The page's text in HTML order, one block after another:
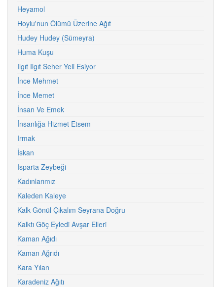
Heyamol
Hoylu'nun Ölümü Üzerine Ağıt
Hudey Hudey (Sümeyra)
Huma Kuşu
Ilgıt Ilgıt Seher Yeli Esiyor
İnce Mehmet
İnce Memet
İnsan Ve Emek
İnsanlığa Hizmet Etsem
Irmak
İskan
Isparta Zeybeği
Kadınlarımız
Kaleden Kaleye
Kalk Gönül Çıkalım Seyrana Doğru
Kalktı Göç Eyledi Avşar Elleri
Kaman Ağıdı
Kaman Ağrıdı
Kara Yılan
Karadeniz Ağıtı